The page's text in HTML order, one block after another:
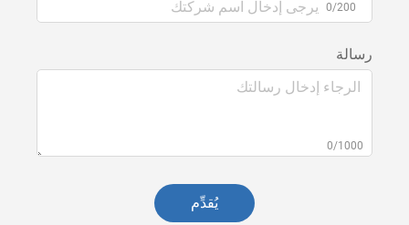
0/200
رسالة
0/1000
يُقدِّم